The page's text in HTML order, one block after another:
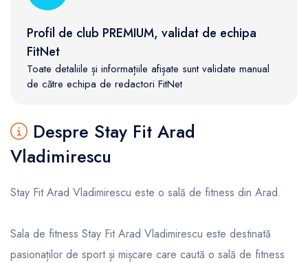
Profil de club PREMIUM, validat de echipa
FitNet
Toate detaliile și informațiile afișate sunt validate manual
de către echipa de redactori FitNet
Despre Stay Fit Arad
Vladimirescu
Stay Fit Arad Vladimirescu este o sală de fitness din Arad.
Sala de fitness Stay Fit Arad Vladimirescu este destinată
pasionaților de sport și mișcare care caută o sală de fitness